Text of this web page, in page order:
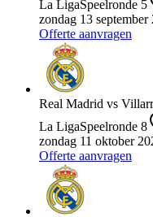
La LigaSpeelronde 5
zondag 13 september
Offerte aanvragen
Real Madrid vs
La LigaSpeelronde 8
zondag 11 oktober
Offerte aanvragen